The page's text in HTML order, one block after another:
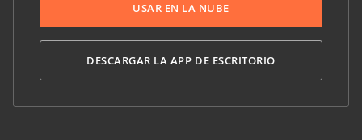
USAR EN LA NUBE
DESCARGAR LA APP DE ESCRITORIO